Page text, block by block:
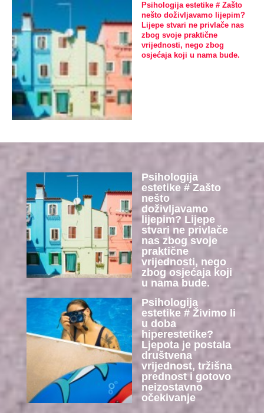
Psihologija estetike # Zašto
nešto doživljavamo lijepim?
Lijepe stvari ne privlače nas
zbog svoje praktične
vrijednosti, nego zbog
osjećaja koji u nama bude.
Psihologija
estetike # Zašto
nešto
doživljavamo
lijepim? Lijepe
stvari ne privlače
nas zbog svoje
praktične
vrijednosti, nego
zbog osjećaja koji
u nama bude.
Psihologija
estetike # Živimo li
u doba
hiperestetike?
Ljepota je postala
društvena
vrijednost, tržišna
prednost i gotovo
neizostavno
očekivanje